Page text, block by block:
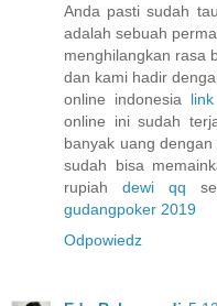
Anda pasti sudah
adalah sebuah
menghilangkan rasa
dan kami hadir
online indonesia
online ini sudah
banyak uang
sudah bisa
rupiah dewi qq
gudangpoker 2019
Odpowiedz